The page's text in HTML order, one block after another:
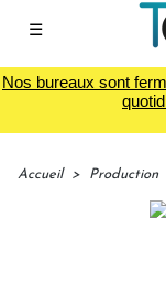
☰
Nos bureaux sont
Accueil > Production